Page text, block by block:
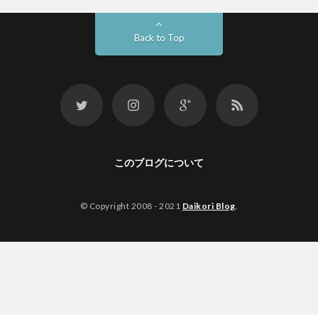
Back to Top
このブログについて
© Copyright 2008 - 2021 Daikori Blog.